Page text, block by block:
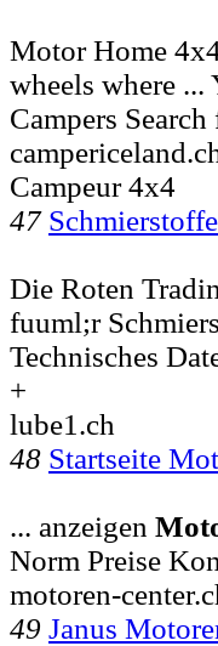
Motor Home
wheels where
Campers
Campeur 4x4
47
Die Roten
fuuml;r
Technisches
+
lube1.ch
48 Startseite
... anzeigen
Norm Preise
motoren-
49 Janus